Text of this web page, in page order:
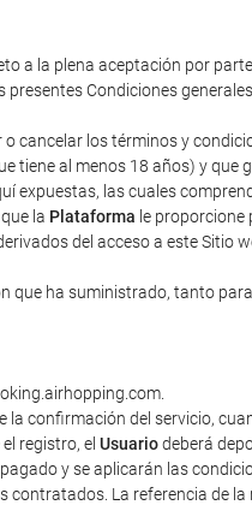
a la plena aceptación por parte
Condiciones
cancelar los términos y
tiene al menos 18 años) y
expuestas, las cuales
la Plataforma le proporcione
del acceso a este Sitio
que ha suministrado, tanto
la confirmación del servicio,
registro, el Usuariodeberá
y se aplicarán las
La referencia de